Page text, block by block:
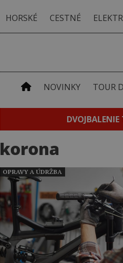
HORSKÉ CESTNÉ
NOVINKY TOUR
korona
OPRAVY A ÚDRŽBA